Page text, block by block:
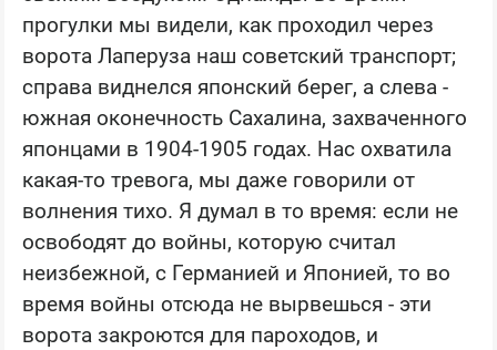
прогулки мы видели, как проходил через
ворота Лаперуза наш советский транспорт;
справа виднелся японский берег, а слева -
южная оконечность Сахалина, захваченного
японцами в 1904-1905 годах. Нас охватила
какая-то тревога, мы даже говорили от
волнения тихо. Я думал в то время: если не
освободят до войны, которую считал
неизбежной, с Германией и Японией, то во
время войны отсюда не вырвешься - эти
ворота закроются для пароходов, и